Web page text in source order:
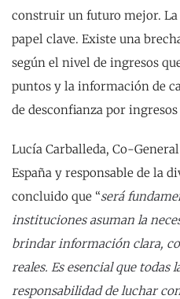
construir un futuro mejor.
papel clave. Existe una
según el nivel de ingresos
puntos y la información de
de desconfianza por ingresos
Lucía Carballeda, Co-
España y responsable de la
concluido que “será
instituciones asuman la
brindar información clara,
reales. Es esencial que
responsabilidad de luchar